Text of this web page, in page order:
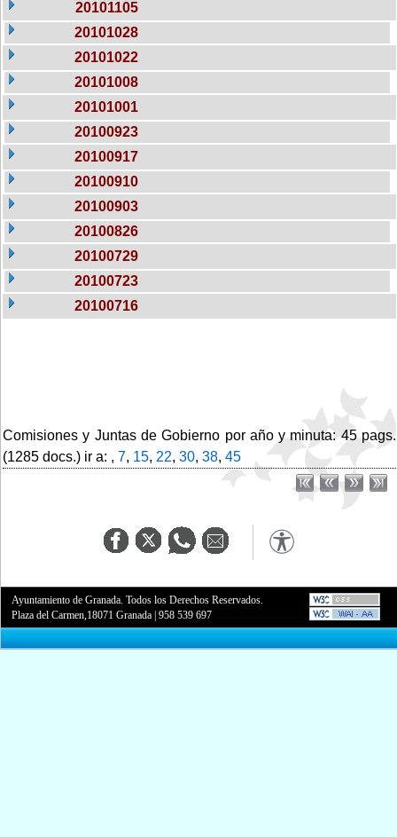
20101105
20101028
20101022
20101008
20101001
20100923
20100917
20100910
20100903
20100826
20100729
20100723
20100716
Comisiones y Juntas de Gobierno por año y minuta: 45 pags.
(1285 docs.) ir a: , 7, 15, 22, 30, 38, 45
Ayuntamiento de Granada. Todos los Derechos Reservados.
Plaza del Carmen,18071 Granada |958 539 697